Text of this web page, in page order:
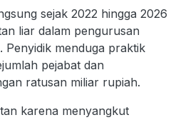
sejak 2022 hingga 2026
liar dalam pengurusan
Penyidik menduga praktik
pejabat dan
ratusan miliar rupiah.
karena menyangkut